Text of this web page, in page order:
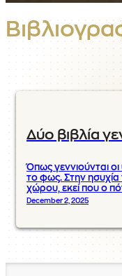
Δύο βιβλία
Όπως γεννιούνται οι
το φως. Στην ησυχία
χώρου, εκεί που ο
December 2, 2025